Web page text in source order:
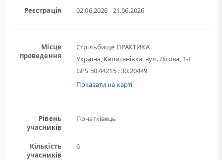
Реєстрація 02.06.2026 - 21.06.2026
Місце
проведення
Стрільбище ПРАКТИКА
Україна, Капитанівка, вул. Лісова, 1-Г
GPS 50.44215 : 30.20449
Показати на карті
Рівень
учасників
Початківець
Кількість
учасників
6